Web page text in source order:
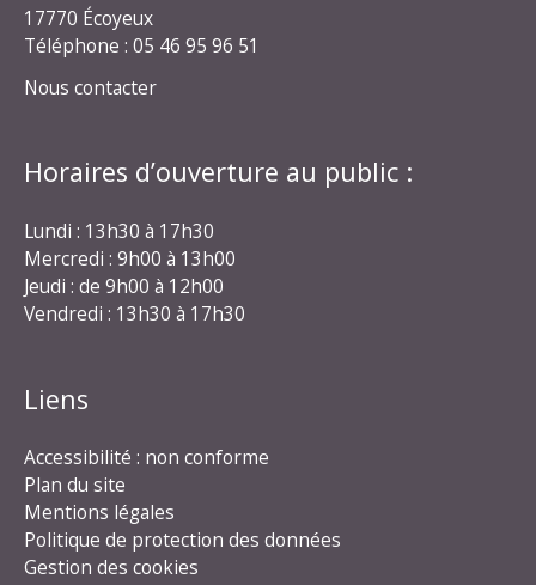
17770 Écoyeux
Téléphone : 05 46 95 96 51
Nous contacter
Horaires d’ouverture au public :
Lundi : 13h30 à 17h30
Mercredi : 9h00 à 13h00
Jeudi : de 9h00 à 12h00
Vendredi : 13h30 à 17h30
Liens
Accessibilité : non conforme
Plan du site
Mentions légales
Politique de protection des données
Gestion des cookies